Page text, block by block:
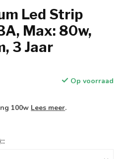
Led Strip
Max: 80w,
3 Jaar
Op voorraad
100w Lees meer.